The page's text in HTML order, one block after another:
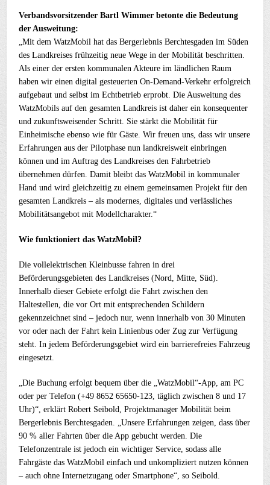
Verbandsvorsitzender Bartl Wimmer betonte die Bedeutung
der Ausweitung:
„Mit dem WatzMobil hat das Bergerlebnis Berchtesgaden im Süden
des Landkreises frühzeitig neue Wege in der Mobilität beschritten.
Als einer der ersten kommunalen Akteure im ländlichen Raum
haben wir einen digital gesteuerten On-Demand-Verkehr erfolgreich
aufgebaut und selbst im Echtbetrieb erprobt. Die Ausweitung des
WatzMobils auf den gesamten Landkreis ist daher ein konsequenter
und zukunftsweisender Schritt. Sie stärkt die Mobilität für
Einheimische ebenso wie für Gäste. Wir freuen uns, dass wir unsere
Erfahrungen aus der Pilotphase nun landkreisweit einbringen
können und im Auftrag des Landkreises den Fahrbetrieb
übernehmen dürfen. Damit bleibt das WatzMobil in kommunaler
Hand und wird gleichzeitig zu einem gemeinsamen Projekt für den
gesamten Landkreis – als modernes, digitales und verlässliches
Mobilitätsangebot mit Modellcharakter.“
Wie funktioniert das WatzMobil?
Die vollelektrischen Kleinbusse fahren in drei
Beförderungsgebieten des Landkreises (Nord, Mitte, Süd).
Innerhalb dieser Gebiete erfolgt die Fahrt zwischen den
Haltestellen, die vor Ort mit entsprechenden Schildern
gekennzeichnet sind – jedoch nur, wenn innerhalb von 30 Minuten
vor oder nach der Fahrt kein Linienbus oder Zug zur Verfügung
steht. In jedem Beförderungsgebiet wird ein barrierefreies Fahrzeug
eingesetzt.
„Die Buchung erfolgt bequem über die „WatzMobil“-App, am PC
oder per Telefon (+49 8652 65650-123, täglich zwischen 8 und 17
Uhr)“, erklärt Robert Seibold, Projektmanager Mobilität beim
Bergerlebnis Berchtesgaden. „Unsere Erfahrungen zeigen, dass über
90 % aller Fahrten über die App gebucht werden. Die
Telefonzentrale ist jedoch ein wichtiger Service, sodass alle
Fahrgäste das WatzMobil einfach und unkompliziert nutzen können
– auch ohne Internetzugang oder Smartphone“, so Seibold.